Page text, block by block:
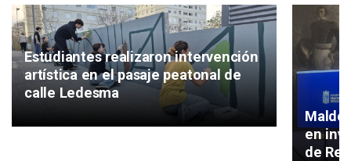
Estudiantes realizaron intervención
artística en el pasaje peatonal de
calle Ledesma
en
de